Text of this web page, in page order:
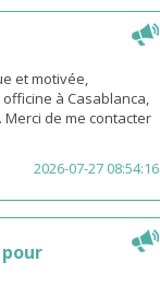
et motivée,
à Casablanca,
Merci de me contacter
2026-07-27 08:54:16